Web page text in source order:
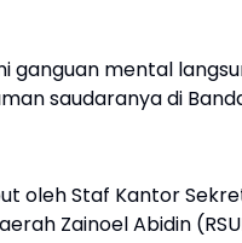
ganguan mental
saudaranya di
oleh Staf Kantor
Zainoel Abidin